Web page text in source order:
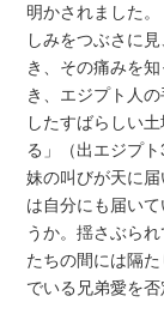
明かされました
しみをつぶさに
き、その痛みを
き、エジプト人
したすばらしい
る」（出エジプ
妹の叫びが天に
は自分にも届い
うか。揺さぶら
たちの間には隔
でいる兄弟愛を否